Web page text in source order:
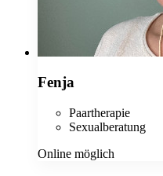
Fenja
Paartherapie
Sexualberatung
Online möglich